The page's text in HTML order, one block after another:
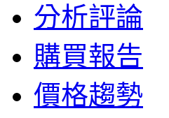
分析評論
購買報告
價格趨勢